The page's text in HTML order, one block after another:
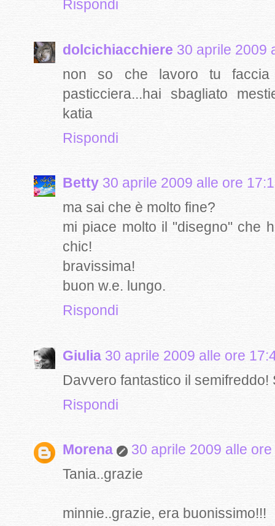
Rispondi
dolcichiacchiere 30 aprile 2009
non so che lavoro tu
pasticciera...hai sbagliato
katia
Rispondi
Betty 30 aprile 2009 alle ore
ma sai che è molto fine?
mi piace molto il "disegno" che
chic!
bravissima!
buon w.e. lungo.
Rispondi
Giulia 30 aprile 2009 alle ore
Davvero fantastico il semifreddo!
Rispondi
Morena
30 aprile 2009 alle
Tania..grazie
minnie..grazie, era buonissimo!!!